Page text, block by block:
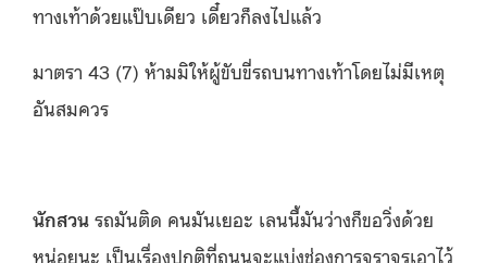
ทางเท้าด้วยแป๊บเดียว เดี๋ยวก็ลงไปแล้ว
มาตรา 43 (7) ห้ามมิให้ผู้ขับขี่รถบนทางเท้าโดยไม่มีเหตุ
อันสมควร
นักสวน รถมันติด คนมันเยอะ เลนนี้มันว่างก็ขอวิ่งด้วย
หน่อยนะ เป็นเรื่องปกติที่ถนนจะแบ่งช่องการจราจรเอาไว้